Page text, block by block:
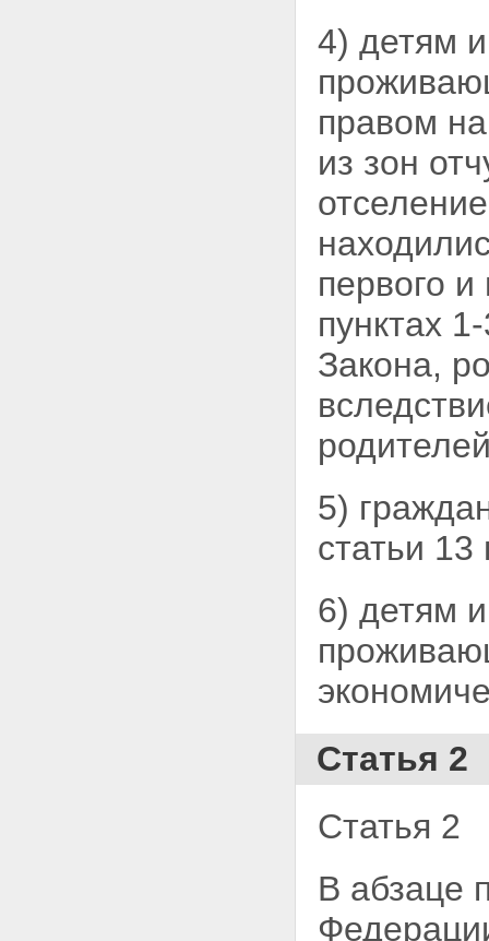
4) детям
правом
из зон
первого
пунктах
Закона,
5)
статьи
6) детям
Статья 2
Статья 2
В абзаце